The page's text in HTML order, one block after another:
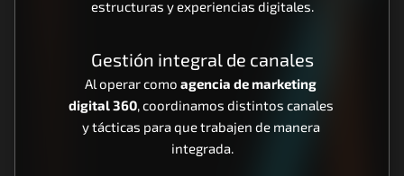
estructuras y experiencias digitales.
Gestión integral de canales
Al operar como agencia de marketing
digital 360, coordinamos distintos canales
y tácticas para que trabajen de manera
integrada.